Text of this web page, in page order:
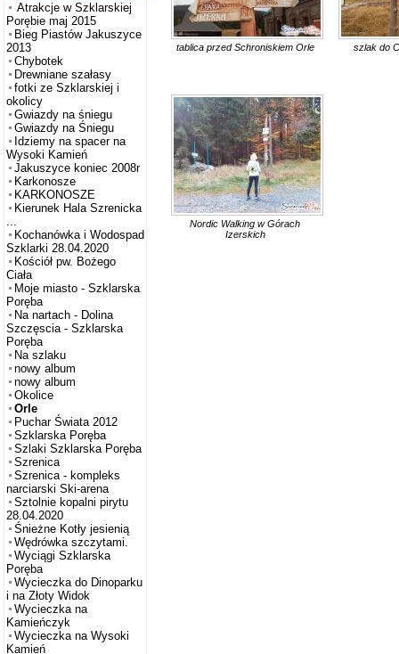
Atrakcje w Szklarskiej
Porębie maj 2015
Bieg Piastów Jakuszyce
2013
Chybotek
Drewniane szałasy
fotki ze Szklarskiej i
okolicy
Gwiazdy na śniegu
Gwiazdy na Śniegu
Idziemy na spacer na
Wysoki Kamień
Jakuszyce koniec 2008r
Karkonosze
KARKONOSZE
Kierunek Hala Szrenicka
...
Kochanówka i Wodospad
Szklarki 28.04.2020
Kościół pw. Bożego
Ciała
Moje miasto - Szklarska
Poręba
Na nartach - Dolina
Szczęscia - Szklarska
Poręba
Na szlaku
nowy album
nowy album
Okolice
Orle
Puchar Świata 2012
Szklarska Poręba
Szlaki Szklarska Poręba
Szrenica
Szrenica - kompleks
narciarski Ski-arena
Sztolnie kopalni pirytu
28.04.2020
Śnieżne Kotły jesienią
Wędrówka szczytami.
Wyciągi Szklarska
Poręba
Wycieczka do Dinoparku
i na Złoty Widok
Wycieczka na
Kamieńczyk
Wycieczka na Wysoki
Kamień
tablica przed Schroniskiem Orle szlak do
Nordic Walking w Górach
Izerskich